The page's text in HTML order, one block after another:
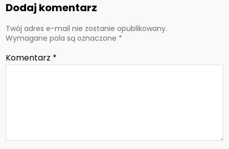
Dodaj komentarz
Twój adres e-mail nie zostanie opublikowany.
Wymagane pola są oznaczone *
Komentarz *